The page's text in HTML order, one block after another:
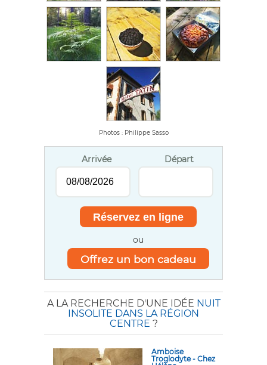
Photos : Philippe Sasso
Arrivée Départ
ou
Offrez un bon cadeau
A LA RECHERCHE D'UNE IDÉE NUIT
INSOLITE DANS LA RÉGION
CENTRE ?
Amboise
Troglodyte - Chez